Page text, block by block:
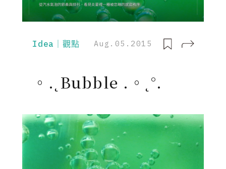
Idea｜觀點 Aug.05.2015
。.˛Bubble .。˛°.